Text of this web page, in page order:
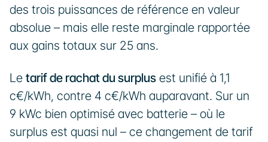
des trois puissances de référence en valeur
absolue – mais elle reste marginale rapportée
aux gains totaux sur 25 ans.
Le tarif de rachat du surplus est unifié à 1,1
c€/kWh, contre 4 c€/kWh auparavant. Sur un
9 kWc bien optimisé avec batterie – où le
surplus est quasi nul – ce changement de tarif